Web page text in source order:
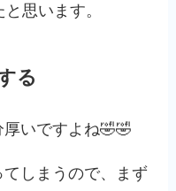
思います。
る
いですよね🤣🤣
しまうので、まず